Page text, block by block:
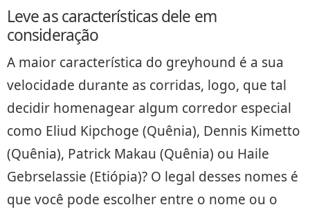
Leve as características dele em
consideração
A maior característica do greyhound é a sua
velocidade durante as corridas, logo, que tal
decidir homenagear algum corredor especial
como Eliud Kipchoge (Quênia), Dennis Kimetto
(Quênia), Patrick Makau (Quênia) ou Haile
Gebrselassie (Etiópia)? O legal desses nomes é
que você pode escolher entre o nome ou o